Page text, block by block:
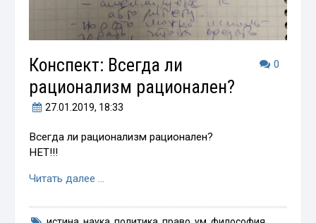
0
Конспект: Всегда ли
рационализм рационален?
27.01.2019, 18:33
Всегда ли рационализм рационален?
НЕТ!!!
Читать далее …